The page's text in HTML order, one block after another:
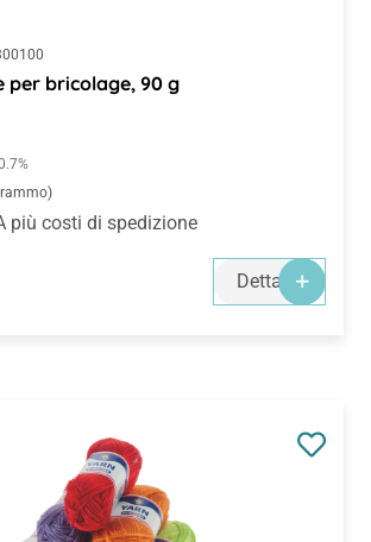
per bricolage, 90 g
più costi di spedizione
Dettagli